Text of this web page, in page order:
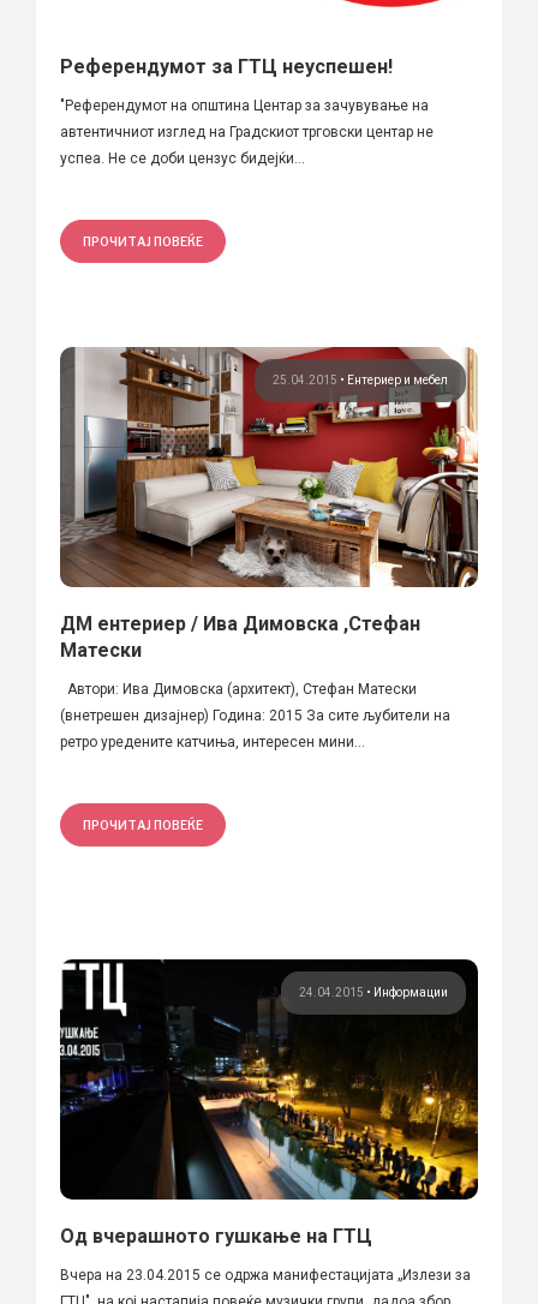
Референдумот за ГТЦ неуспешен!
"Референдумот на општина Центар за зачувување на
автентичниот изглед на Градскиот трговски центар не
успеа. Не се доби цензус бидејќи...
ПРОЧИТАЈ ПОВЕЌЕ
25.04.2015 • Ентериер и мебел
ДМ ентериер / Ива Димовска ,Стефан
Матески
Автори: Ива Димовска (архитект), Стефан Матески
(внетрешен дизајнер) Година: 2015 За сите љубители на
ретро уредените катчиња, интересен мини...
ПРОЧИТАЈ ПОВЕЌЕ
24.04.2015 • Информации
Од вчерашното гушкање на ГТЦ
Вчера на 23.04.2015 се одржа манифестацијата „Излези за